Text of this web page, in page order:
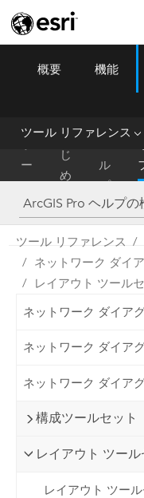
ArcGIS Pro Menu
概要 機能
ツール リファレンス
ー
ム
は
じ
め
に
ル
プ
ツール リファレンス
ネットワーク ダイ
レイアウト ツール
ネットワーク ダイア
ネットワーク ダイア
ネットワーク ダイア
構成ツールセット
レイアウト ツール
レイアウト ツー